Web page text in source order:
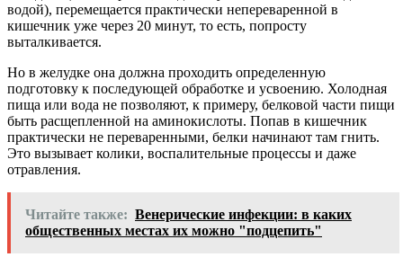
водой), перемещается практически непереваренной в
кишечник уже через 20 минут, то есть, попросту
выталкивается.
Но в желудке она должна проходить определенную
подготовку к последующей обработке и усвоению. Холодная
пища или вода не позволяют, к примеру, белковой части пищи
быть расщепленной на аминокислоты. Попав в кишечник
практически не переваренными, белки начинают там гнить.
Это вызывает колики, воспалительные процессы и даже
отравления.
Читайте также: Венерические инфекции: в каких
общественных местах их можно "подцепить"